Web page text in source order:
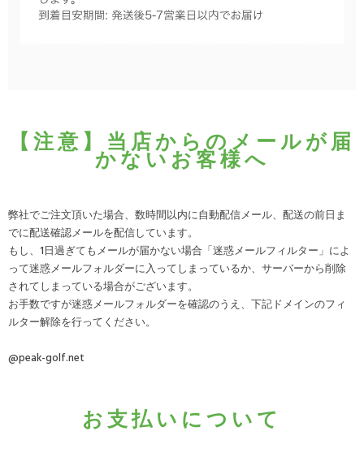
【注意】当店からのメールが届
かないお客様へ
弊社でご注文頂いた場合、数時間以内に自動配信メール、配送の前日ま
でに配送確認メールを配信しています。
もし、1日過ぎてもメールが届かない場合「迷惑メールフィルター」によ
って迷惑メールフォルダーに入ってしまっているか、サーバーから削除
されてしまっている場合がございます。
お手数ですが迷惑メールフォルダーを確認のうえ、下記ドメインのフィ
ルター解除を行ってください。
@peak-golf.net
お支払いについて